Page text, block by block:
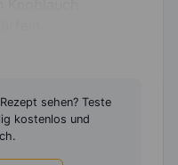
sehen? Teste
kostenlos und